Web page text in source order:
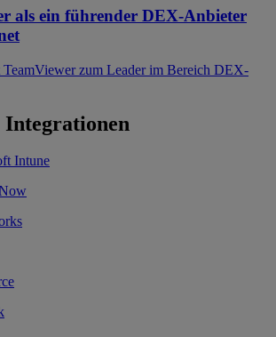
als ein führender DEX-Anbieter
zum Leader im Bereich DEX-
Intune